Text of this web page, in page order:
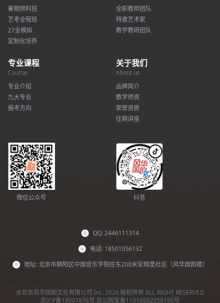
暑期预科班
艺考全程班
27全模拟
定制化培养
全职教师团队
特邀艺术家
教学教研团队
专业课程
Course
专业介绍
九大专业
报考方向
关于我们
About us
品牌简介
教学师资
荣誉资质
往期讲座
微信公众号 抖音
QQ: 2446111314
电话: 18501056132
地址: 北京市朝阳区中国音乐学院往东200米安翔里社区（风华国韵楼）
@北京风华国韵文化有限公司 Inc. 2026 版权所有 ALL RIGHT RESERVED
京ICP备19007876号 京公网安备11010502058195号